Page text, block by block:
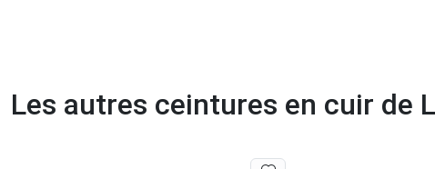
Les autres ceintures en cuir de